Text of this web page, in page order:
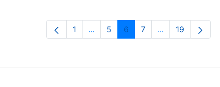
Página
1 ...Páginas intermedias Use TAB
Página
5 Página
6 Página
7 ...PáginasPágina
19